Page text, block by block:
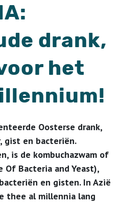
drank,
het
Oosterse drank,
gist en bacteriën.
is de kombuchazwam of
Of Bacteria and Yeast),
en gisten. In Azië
thee al millennia lang